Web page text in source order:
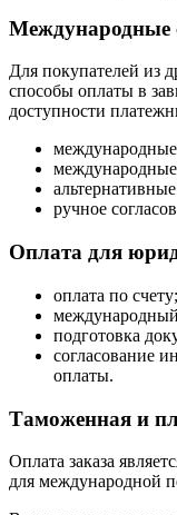
Международные
Для покупателей из
способы оплаты в
доступности
ручное
Оплата для
оплата по счету;
подготовка
согласование
оплаты.
Таможенная и
Оплата заказа
для международной